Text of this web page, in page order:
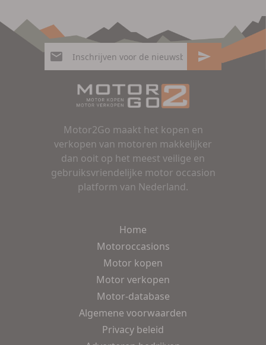
Motor2Go maakt het kopen en
verkopen van motoren makkelijker
dan ooit op het meest veilige en
gebruiksvriendelijke motor occasion
platform van Nederland.
Home
Motoroccasions
Motor kopen
Motor verkopen
Motor-database
Algemene voorwaarden
Privacy beleid